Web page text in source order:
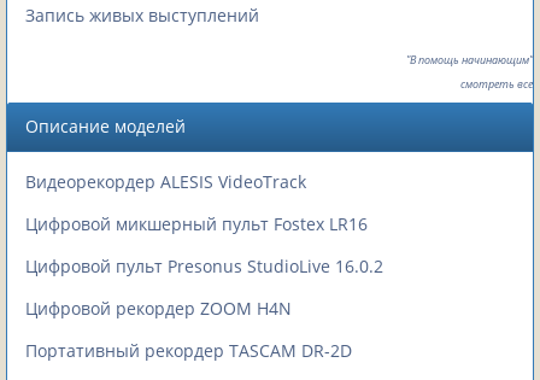
Запись живых выступлений
"В помощь начинающим"
смотреть все
Описание моделей
Видеорекордер ALESIS VideoTrack
Цифровой микшерный пульт Fostex LR16
Цифровой пульт Presonus StudioLive 16.0.2
Цифровой рекордер ZOOM H4N
Портативный рекордер TASCAM DR-2D